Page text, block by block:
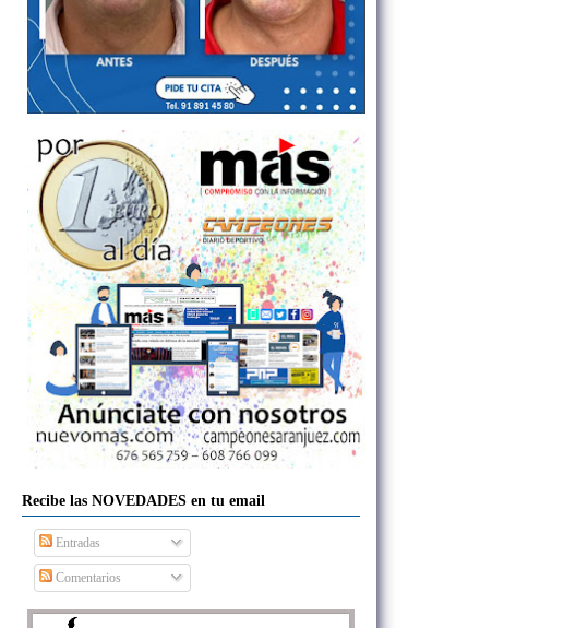
Recibe las NOVEDADES en tu email
Entradas
Comentarios